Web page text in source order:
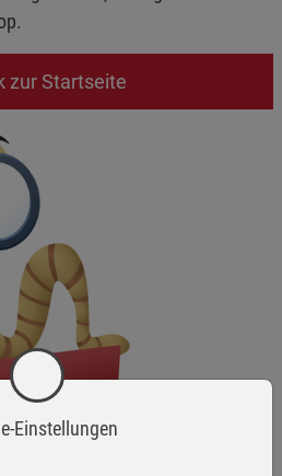
zur Startseite
Einstellungen